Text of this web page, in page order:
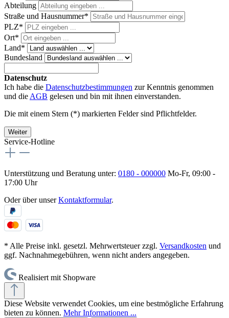
Abteilung
Straße und Hausnummer*
PLZ*
Ort*
Land*
Bundesland
Datenschutz
Ich habe die Datenschutzbestimmungen zur Kenntnis genommen
und die AGB gelesen und bin mit ihnen einverstanden.
Die mit einem Stern (*) markierten Felder sind Pflichtfelder.
Weiter
Service-Hotline
Unterstützung und Beratung unter: 0180 - 000000 Mo-Fr, 09:00 -
17:00 Uhr
Oder über unserKontaktformular.
* Alle Preise inkl. gesetzl. Mehrwertsteuer zzgl. Versandkosten und
ggf. Nachnahmegebühren, wenn nicht anders angegeben.
Realisiert mit Shopware
Diese Website verwendet Cookies, um eine bestmögliche Erfahrung
bieten zu können. Mehr Informationen ...